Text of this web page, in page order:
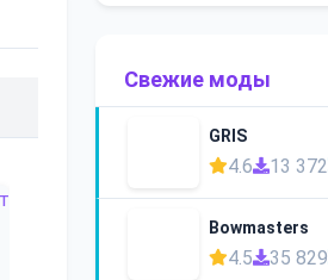
Свежие моды
GRIS
4.6 13 372
Bowmasters
4.5 35 829